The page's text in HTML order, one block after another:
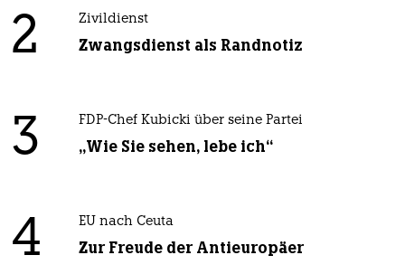
2 Zivildienst
Zwangsdienst als Randnotiz
3 FDP-Chef Kubicki über seine Partei
„Wie Sie sehen, lebe ich“
4 EU nach Ceuta
Zur Freude der Antieuropäer